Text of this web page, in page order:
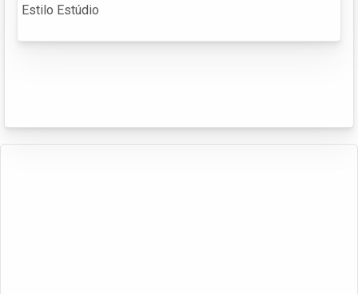
Estilo Estúdio